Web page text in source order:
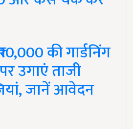
की गार्डनिंग
उगाएं ताजी
जानें आवेदन